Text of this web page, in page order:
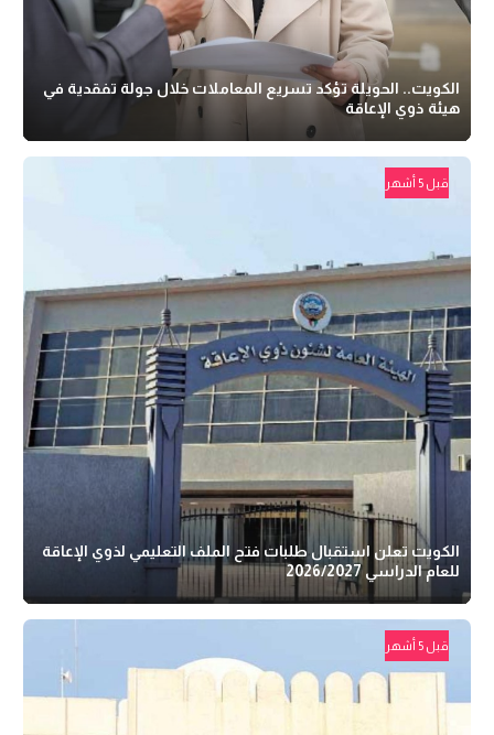
الكويت.. الحويلة تؤكد تسريع المعاملات خلال جولة تفقدية في
هيئة ذوي الإعاقة
قبل 5 أشهر
الكويت تعلن استقبال طلبات فتح الملف التعليمي لذوي الإعاقة
للعام الدراسي 2026/2027
قبل 5 أشهر